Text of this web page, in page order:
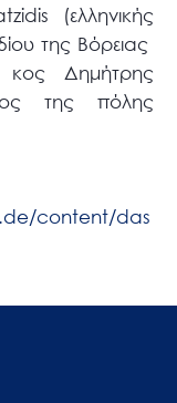
(ελληνικής
της Βόρειας
κος Δημήτρης
της πόλης
content/das